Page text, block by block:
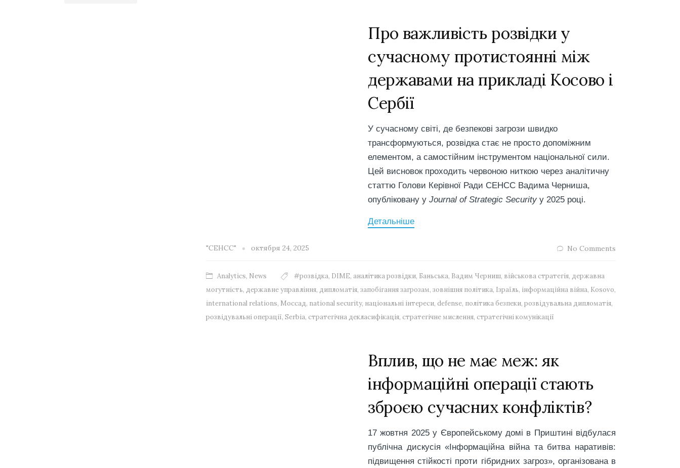
Про важливість розвідки у
сучасному протистоянні між
державами на прикладі Косово і
Сербії
У сучасному світі, де безпекові загрози швидко
трансформуються, розвідка стає не просто допоміжним
елементом, а самостійним інструментом національної сили.
Цей висновок проходить червоною ниткою через аналітичну
статтю Голови Керівної Ради СЕНСС Вадима Черниша,
опубліковану у Journal of Strategic Security у 2025 році.
Детальніше
"СЕНСС" октября 24, 2025 No Comments
Analytics, News #розвідка, DIME, аналітика розвідки, Баньська, Вадим Черниш, військова стратегія, державна
могутність, державне управління, дипломатія, запобігання загрозам, зовнішня політика, Ізраїль, інформаційна війна, Kosovo,
international relations, Моссад, national security, національні інтереси, defense, політика безпеки, розвідувальна дипломатія,
розвідувальні операції, Serbia, стратегічна декласифікація, стратегічне мислення, стратегічні комунікації
Вплив, що не має меж: як
інформаційні операції стають
зброєю сучасних конфліктів?
17 жовтня 2025 у Європейському домі в Приштині відбулася
публічна дискусія «Інформаційна війна та битва наративів:
підвищення стійкості проти гібридних загроз», організована в